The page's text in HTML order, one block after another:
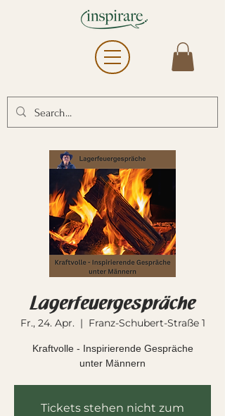
Lagerfeuergespräche
Fr., 24. Apr.
  |
Franz-Schubert-Straße 1
Kraftvolle - Inspirierende Gespräche
unter Männern
Tickets stehen nicht zum